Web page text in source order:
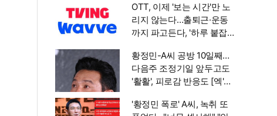
OTT, 이제 '보는 시간'만 노
리지 않는다…출퇴근·운동
까지 파고든다, '하루 붙잡
황정민-A씨 공방 10일째…
다음주 조정기일 앞두고도
'활활', 피로감 반응도 [엑's
'황정민 폭로' A씨, 녹취 또